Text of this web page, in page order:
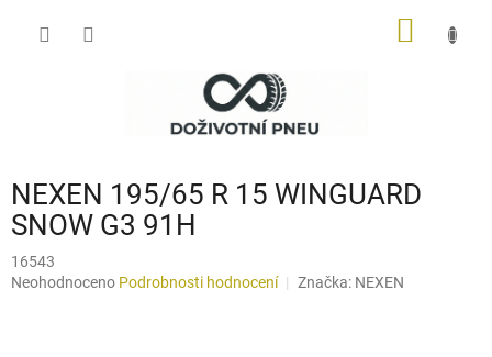
NEXEN 195/65 R 15 WINGUARD
SNOW G3 91H
16543
Průměrné
Neohodnoceno Podrobnosti hodnocení Značka: NEXEN